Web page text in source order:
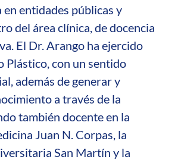
entidades públicas y
del área clínica, de docencia
El Dr. Arango ha ejercido
Plástico, con un sentido
además de generar y
a través de la
también docente en la
Juan N. Corpas, la
San Martín y la